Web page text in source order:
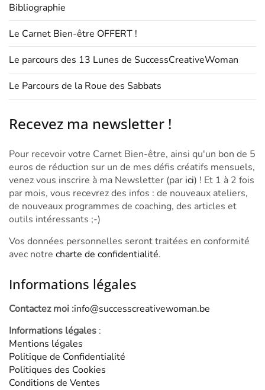
Bibliographie
Le Carnet Bien-être OFFERT !
Le parcours des 13 Lunes de SuccessCreativeWoman
Le Parcours de la Roue des Sabbats
Recevez ma newsletter !
Pour recevoir votre Carnet Bien-être, ainsi qu'un bon de 5
euros de réduction sur un de mes défis créatifs mensuels,
venez vous inscrire à ma Newsletter (par ici) ! Et 1 à 2 fois
par mois, vous recevrez des infos : de nouveaux ateliers,
de nouveaux programmes de coaching, des articles et
outils intéressants ;-)
Vos données personnelles seront traitées en conformité
avec notre charte de confidentialité.
Informations légales
Contactez moi :info@successcreativewoman.be
Informations légales :
Mentions légales
Politique de Confidentialité
Politiques des Cookies
Conditions de Ventes